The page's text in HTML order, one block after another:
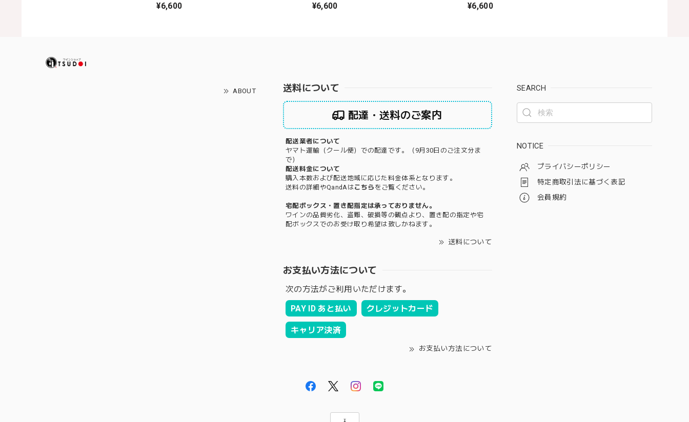
¥6,600
¥6,600
¥6,600
ABOUT 送料について
配達・送料のご案内
配送業者について
ヤマト運輸（クール便）での配達です。（9月30日のご注文分ま
で）
配送料金について
購入本数および配送地域に応じた料金体系となります。
送料の詳細やQandAはこちら をご覧ください。
宅配ボックス・置き配指定は承っておりません。
ワインの品質劣化、盗難、破損等の観点より、置き配の指定や宅
配ボックスでのお受け取り希望は致しかねます。
送料について
お支払い方法について
次の方法がご利用いただけます。
PAY ID あと払い
クレジットカード
キャリア決済
お支払い方法について
SEARCH
NOTICE
プライバシーポリシー
特定商取引法に基づく表記
会員規約